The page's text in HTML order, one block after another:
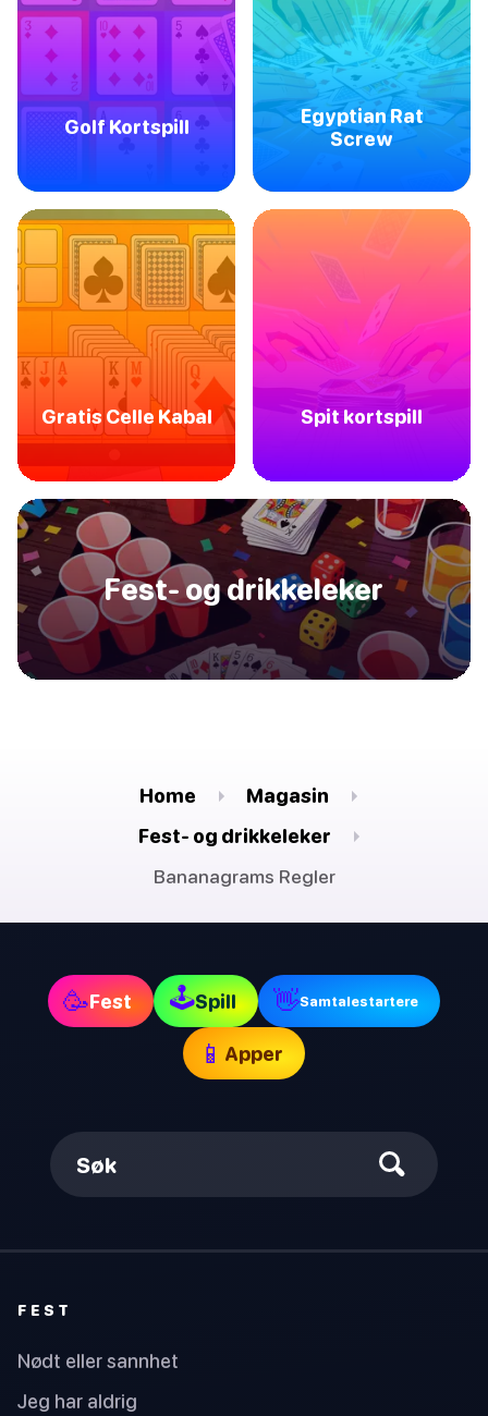
Golf Kortspill
Egyptian Rat
Screw
Gratis Celle Kabal Spit kortspill
Fest- og drikkeleker
Home
Magasin
Fest- og drikkeleker
Bananagrams Regler
🥳Fest 🕹Spill 👋Samtalestartere
📱 Apper
Søk
FEST
Nødt eller sannhet
Jeg har aldrig